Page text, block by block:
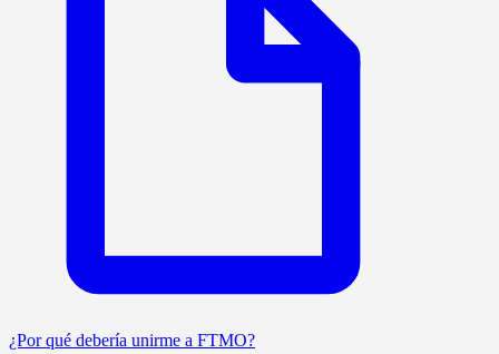
¿Por qué debería unirme a FTMO?